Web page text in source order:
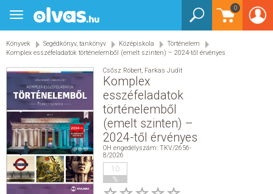
0
Toggle
navigation
Könyvek Segédkönyv, tankönyv Középiskola
Történelem
Komplex esszéfeladatok történelemből (emelt szinten) – 2024-től érvényes
Csősz Róbert, Farkas Judit
Komplex
esszéfeladatok
történelemből
(emelt szinten) –
2024-től érvényes
OH engedélyszám: TKV/2656-
8/2026
10
%
BEJELENTKEZÉS
KÖNYVEK
E-KÖNYVEK
EGYÉB TERMÉKEK
STAR WARS
AKCIÓ